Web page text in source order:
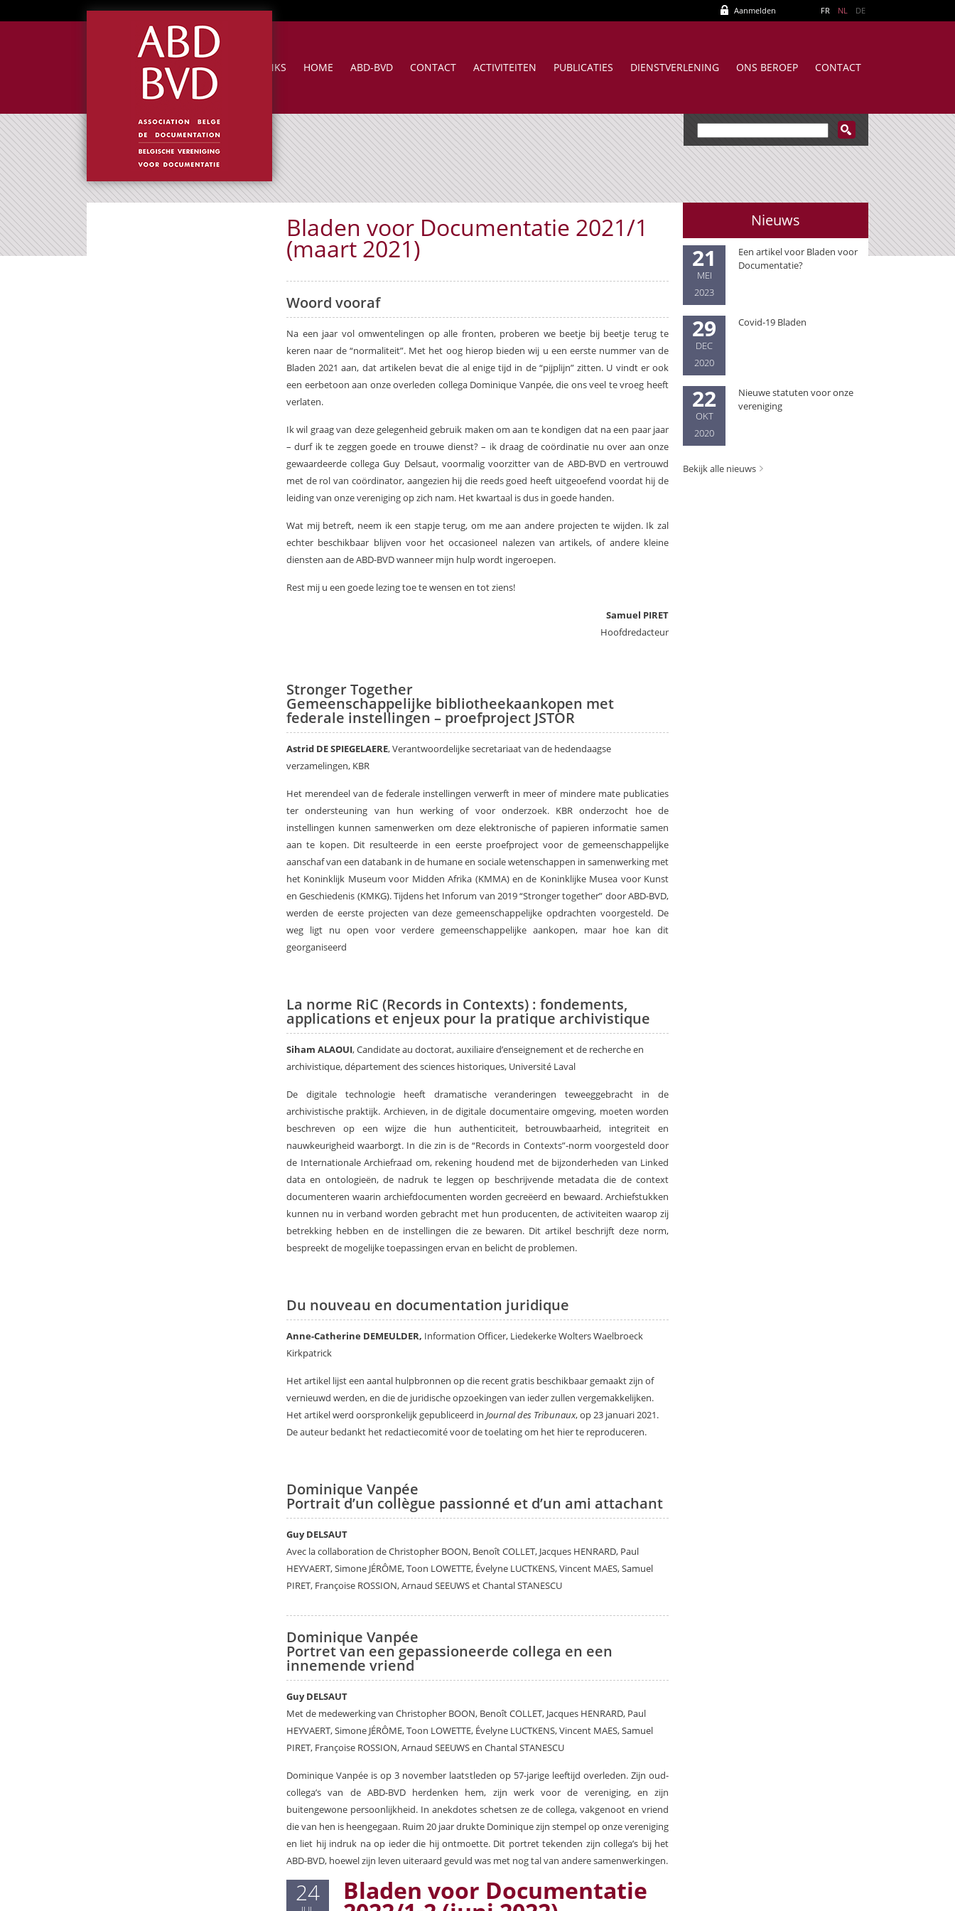
Aanmelden FR NL DE
NUTTIGE LINKS HOME ABD-BVD CONTACT ACTIVITEITEN PUBLICATIES DIENSTVERLENING ONS BEROEP CONTACT
Bladen voor Documentatie 2021/1
(maart 2021)
Woord vooraf
Na een jaar vol omwentelingen op alle fronten, proberen we beetje bij beetje terug te
keren naar de “normaliteit”. Met het oog hierop bieden wij u een eerste nummer van de
Bladen 2021 aan, dat artikelen bevat die al enige tijd in de “pijplijn” zitten. U vindt er ook
een eerbetoon aan onze overleden collega Dominique Vanpée, die ons veel te vroeg heeft
verlaten.
Ik wil graag van deze gelegenheid gebruik maken om aan te kondigen dat na een paar jaar
– durf ik te zeggen goede en trouwe dienst? – ik draag de coördinatie nu over aan onze
gewaardeerde collega Guy Delsaut, voormalig voorzitter van de ABD-BVD en vertrouwd
met de rol van coördinator, aangezien hij die reeds goed heeft uitgeoefend voordat hij de
leiding van onze vereniging op zich nam. Het kwartaal is dus in goede handen.
Wat mij betreft, neem ik een stapje terug, om me aan andere projecten te wijden. Ik zal
echter beschikbaar blijven voor het occasioneel nalezen van artikels, of andere kleine
diensten aan de ABD-BVD wanneer mijn hulp wordt ingeroepen.
Rest mij u een goede lezing toe te wensen en tot ziens!
Samuel PIRET
Hoofdredacteur
Stronger Together
Gemeenschappelijke bibliotheekaankopen met
federale instellingen – proefproject JSTOR
Astrid DE SPIEGELAERE, Verantwoordelijke secretariaat van de hedendaagse
verzamelingen, KBR
Het merendeel van de federale instellingen verwerft in meer of mindere mate publicaties
ter ondersteuning van hun werking of voor onderzoek. KBR onderzocht hoe de
instellingen kunnen samenwerken om deze elektronische of papieren informatie samen
aan te kopen. Dit resulteerde in een eerste proefproject voor de gemeenschappelijke
aanschaf van een databank in de humane en sociale wetenschappen in samenwerking met
het Koninklijk Museum voor Midden Afrika (KMMA) en de Koninklijke Musea voor Kunst
en Geschiedenis (KMKG). Tijdens het Inforum van 2019 “Stronger together” door ABD-BVD,
werden de eerste projecten van deze gemeenschappelijke opdrachten voorgesteld. De
weg ligt nu open voor verdere gemeenschappelijke aankopen, maar hoe kan dit
georganiseerd
La norme RiC (Records in Contexts) : fondements,
applications et enjeux pour la pratique archivistique
Siham ALAOUI, Candidate au doctorat, auxiliaire d’enseignement et de recherche en
archivistique, département des sciences historiques, Université Laval
De digitale technologie heeft dramatische veranderingen teweeggebracht in de
archivistische praktijk. Archieven, in de digitale documentaire omgeving, moeten worden
beschreven op een wijze die hun authenticiteit, betrouwbaarheid, integriteit en
nauwkeurigheid waarborgt. In die zin is de “Records in Contexts”-norm voorgesteld door
de Internationale Archiefraad om, rekening houdend met de bijzonderheden van Linked
data en ontologieën, de nadruk te leggen op beschrijvende metadata die de context
documenteren waarin archiefdocumenten worden gecreëerd en bewaard. Archiefstukken
kunnen nu in verband worden gebracht met hun producenten, de activiteiten waarop zij
betrekking hebben en de instellingen die ze bewaren. Dit artikel beschrijft deze norm,
bespreekt de mogelijke toepassingen ervan en belicht de problemen.
Du nouveau en documentation juridique
Anne-Catherine DEMEULDER, Information Officer, Liedekerke Wolters Waelbroeck
Kirkpatrick
Het artikel lijst een aantal hulpbronnen op die recent gratis beschikbaar gemaakt zijn of
vernieuwd werden, en die de juridische opzoekingen van ieder zullen vergemakkelijken.
Het artikel werd oorspronkelijk gepubliceerd in Journal des Tribunaux, op 23 januari 2021.
De auteur bedankt het redactiecomité voor de toelating om het hier te reproduceren.
Dominique Vanpée
Portrait d’un collègue passionné et d’un ami attachant
Guy DELSAUT
Avec la collaboration de Christopher BOON, Benoît COLLET, Jacques HENRARD, Paul
HEYVAERT, Simone JÉRÔME, Toon LOWETTE, Évelyne LUCTKENS, Vincent MAES, Samuel
PIRET, Françoise ROSSION, Arnaud SEEUWS et Chantal STANESCU
Dominique Vanpée
Portret van een gepassioneerde collega en een
innemende vriend
Guy DELSAUT
Met de medewerking van Christopher BOON, Benoît COLLET, Jacques HENRARD, Paul
HEYVAERT, Simone JÉRÔME, Toon LOWETTE, Évelyne LUCTKENS, Vincent MAES, Samuel
PIRET, Françoise ROSSION, Arnaud SEEUWS en Chantal STANESCU
Dominique Vanpée is op 3 november laatstleden op 57-jarige leeftijd overleden. Zijn oud-
collega’s van de ABD-BVD herdenken hem, zijn werk voor de vereniging, en zijn
buitengewone persoonlijkheid. In anekdotes schetsen ze de collega, vakgenoot en vriend
die van hen is heengegaan. Ruim 20 jaar drukte Dominique zijn stempel op onze vereniging
en liet hij indruk na op ieder die hij ontmoette. Dit portret tekenden zijn collega’s bij het
ABD-BVD, hoewel zijn leven uiteraard gevuld was met nog tal van andere samenwerkingen.
24 Bladen voor Documentatie
Nieuws
21
MEI
2023
Een artikel voor Bladen voor
Documentatie?
29
DEC
2020
Covid-19 Bladen
22
OKT
2020
Nieuwe statuten voor onze
vereniging
Bekijk alle nieuws